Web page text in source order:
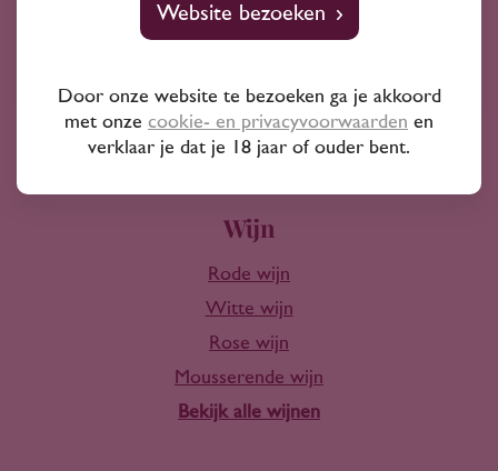
Wijn
Rode wijn
Witte wijn
Rose wijn
Mousserende wijn
Bekijk alle wijnen
Website bezoeken
Door onze website te bezoeken ga je akkoord
met onze cookie- en privacyvoorwaarden en
verklaar je dat je 18 jaar of ouder bent.